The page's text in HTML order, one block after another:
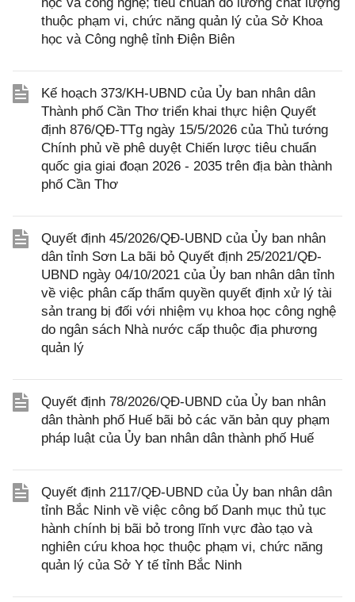
thuộc phạm vi, chức năng quản lý của Sở Khoa
học và Công nghệ tỉnh Điện Biên
Kế hoạch 373/KH-UBND của Ủy ban nhân dân
Thành phố Cần Thơ triển khai thực hiện Quyết
định 876/QĐ-TTg ngày 15/5/2026 của Thủ tướng
Chính phủ về phê duyệt Chiến lược tiêu chuẩn
quốc gia giai đoạn 2026 - 2035 trên địa bàn thành
phố Cần Thơ
Quyết định 45/2026/QĐ-UBND của Ủy ban nhân
dân tỉnh Sơn La bãi bỏ Quyết định 25/2021/QĐ-
UBND ngày 04/10/2021 của Ủy ban nhân dân tỉnh
về việc phân cấp thẩm quyền quyết định xử lý tài
sản trang bị đối với nhiệm vụ khoa học công nghệ
do ngân sách Nhà nước cấp thuộc địa phương
quản lý
Quyết định 78/2026/QÐ-UBND của Ủy ban nhân
dân thành phố Huế bãi bỏ các văn bản quy phạm
pháp luật của Ủy ban nhân dân thành phố Huế
Quyết định 2117/QĐ-UBND của Ủy ban nhân dân
tỉnh Bắc Ninh về việc công bố Danh mục thủ tục
hành chính bị bãi bỏ trong lĩnh vực đào tạo và
nghiên cứu khoa học thuộc phạm vi, chức năng
quản lý của Sở Y tế tỉnh Bắc Ninh